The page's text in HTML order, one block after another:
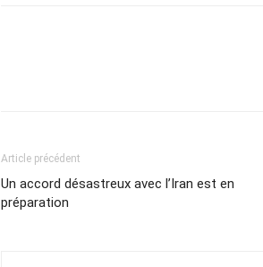
Article précédent
Un accord désastreux avec l’Iran est en
préparation